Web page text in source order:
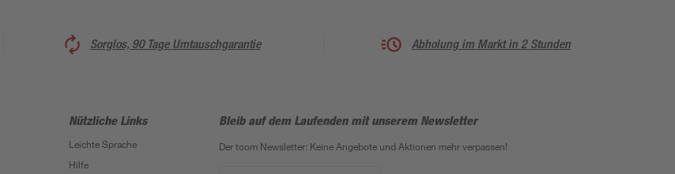
Sorglos, 90 Tage Umtauschgarantie Abholung im Markt in 2 Stunden
Nützliche Links
Leichte Sprache
Hilfe
Bleib auf dem Laufenden mit unserem Newsletter
Der toom Newsletter: Keine Angebote und Aktionen mehr verpassen!